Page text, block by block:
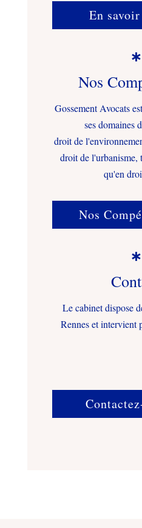
En

Nos
Gossement Avocats
ses domaines
droit de
droit de l'urbanisme,
qu'en
Nos

Le cabinet dispose
Rennes et intervient